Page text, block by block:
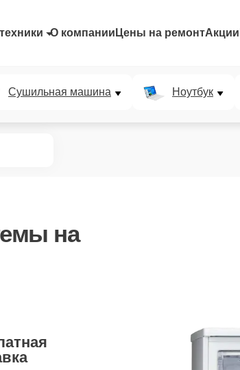
О компании Цены на ремонтАкции
Сушильная машина Ноутбук
на